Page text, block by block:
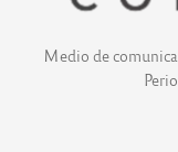
Medio de